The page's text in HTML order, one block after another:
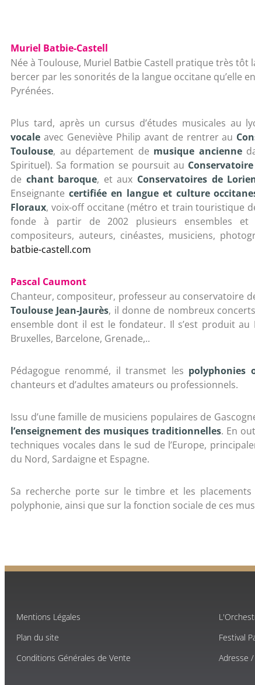
Muriel Batbie-Castell
Née à Toulouse, Muriel Batbie Castell pratique très
bercer par les sonorités de la langue occitane qu’elle
Pyrénées.
Plus tard, après un cursus d’études musicales au
vocale avec Geneviève Philip avant de rentrer au
Toulouse, au département de musique ancienne
Spirituel). Sa formation se poursuit au
de chant baroque, et aux Conservatoires de
Enseignante certifiée en langue et culture
Floraux, voix-off occitane (métro et train touristique
fonde à partir de 2002 plusieurs ensembles et
compositeurs, auteurs, cinéastes, musiciens,
batbie-castell.com
Pascal Caumont
Chanteur, compositeur, professeur au conservatoire
Toulouse Jean-Jaurès, il donne de nombreux
ensemble dont il est le fondateur. Il s’est produit au
Bruxelles, Barcelone, Grenade,..
Pédagogue renommé, il transmet les polyphonies
chanteurs et d’adultes amateurs ou professionnels.
Issu d’une famille de musiciens populaires de
l’enseignement des musiques traditionnelles. En
techniques vocales dans le sud de l’Europe,
du Nord, Sardaigne et Espagne.
Sa recherche porte sur le timbre et les
polyphonie, ainsi que sur la fonction sociale de ces
Mentions Légales
Plan du site
Conditions Générales de Vente
Festival
Adresse